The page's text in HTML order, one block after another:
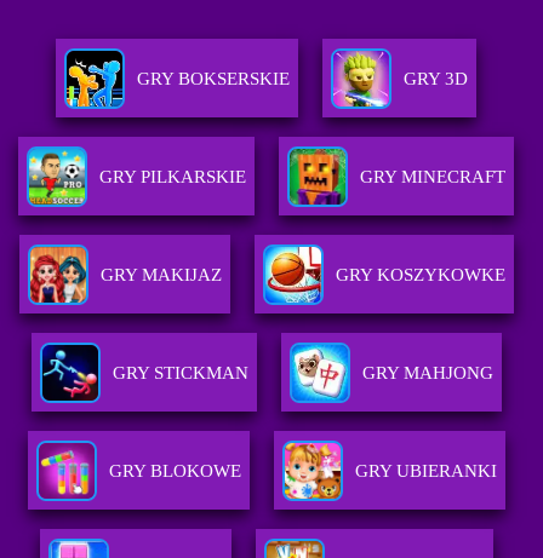
GRY BOKSERSKIE GRY 3D
GRY PILKARSKIE GRY MINECRAFT
GRY MAKIJAZ GRY KOSZYKOWKE
GRY STICKMAN GRY MAHJONG
GRY BLOKOWE GRY UBIERANKI